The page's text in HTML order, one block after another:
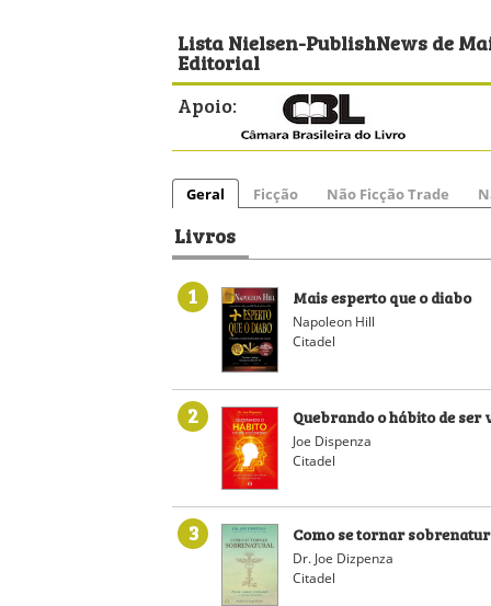
Lista Nielsen-PublishNews de
Editorial
Apoio:
Geral Ficção Não Ficção Trade
Livros
1
Mais esperto que o diabo
Napoleon Hill
Citadel
2 Quebrando o hábito de ser
Joe Dispenza
Citadel
3 Como se tornar
Dr. Joe Dizpenza
Citadel